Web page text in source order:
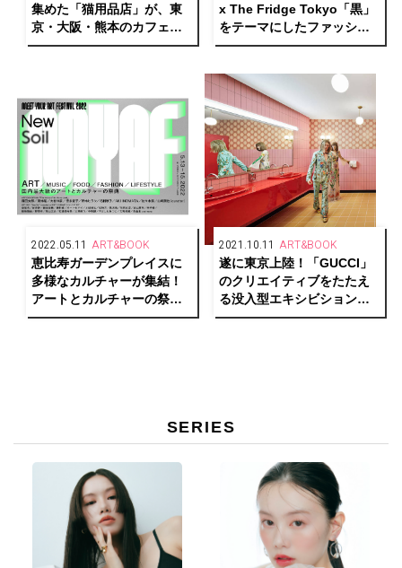
集めた「猫用品店」が、東
京・大阪・熊本のカフェ＆
ブックス ビブリオテークで
x The Fridge Tokyo「黒」
をテーマにしたファッショ
ン×アートイベントが開催中
2022.05.11 ART&BOOK
恵比寿ガーデンプレイスに
多様なカルチャーが集結！
アートとカルチャーの祭典
「MEET YOUR ART
2021.10.11 ART&BOOK
遂に東京上陸！「GUCCI」
のクリエイティブをたたえ
る没入型エキシビション
「Gucci Garden
SERIES